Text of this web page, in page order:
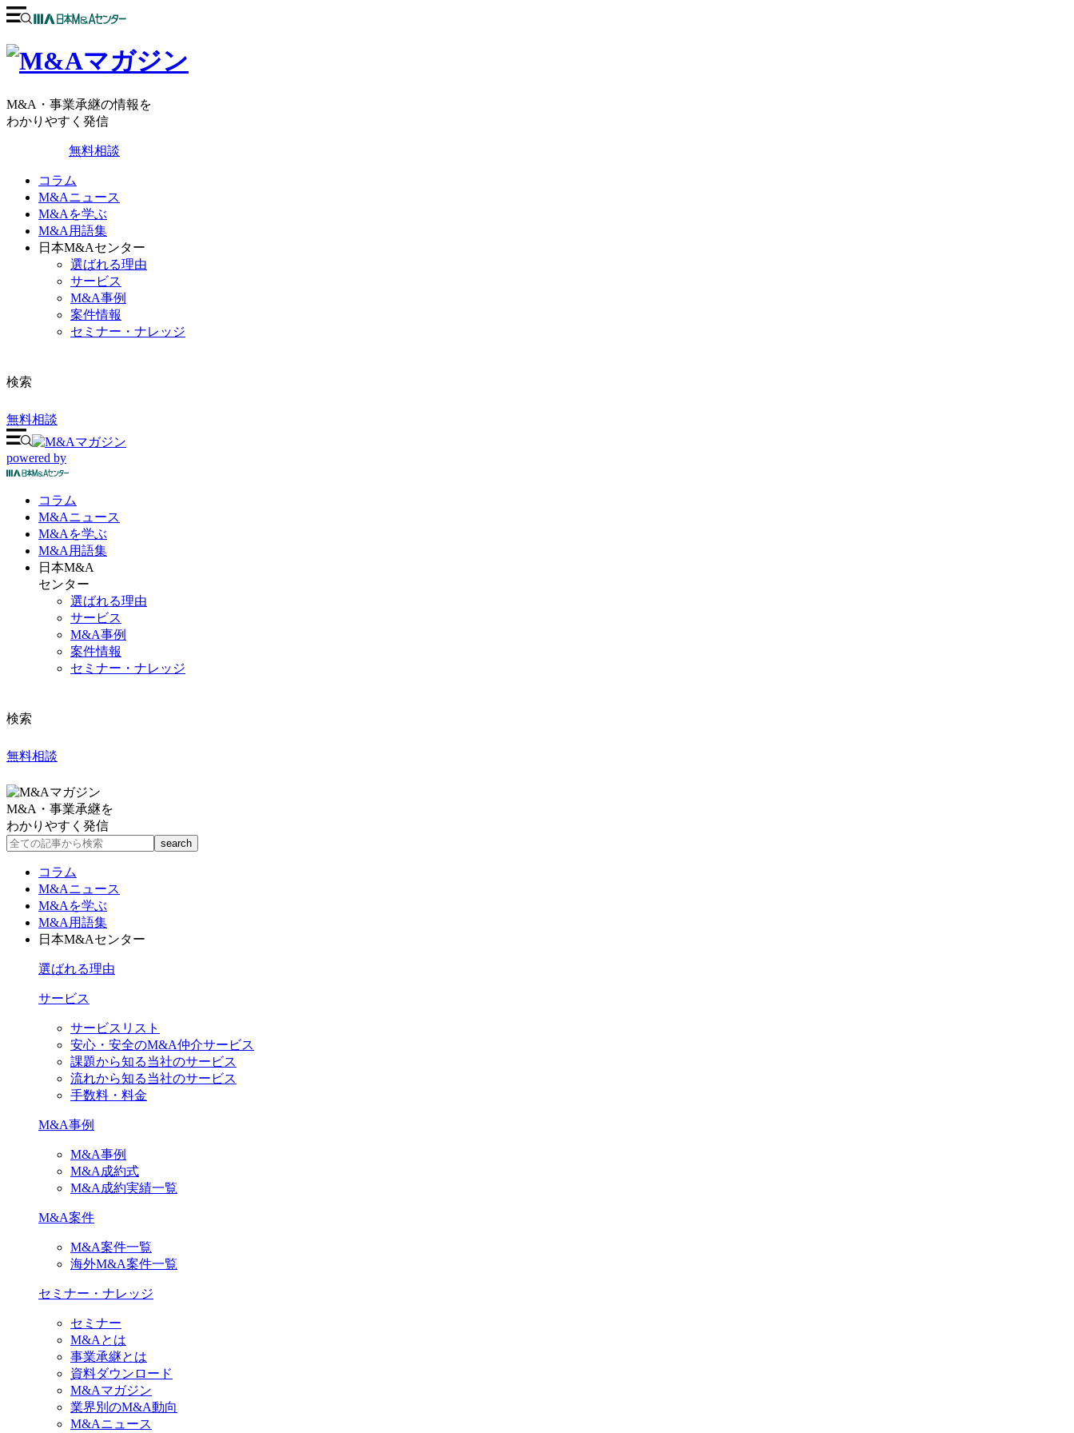
M&A・事業承継の情報を
わかりやすく発信
無料相談
コラム
M&Aニュース
M&Aを学ぶ
M&A用語集
日本M&Aセンター
選ばれる理由
サービス
M&A事例
案件情報
セミナー・ナレッジ
検索
無料相談
powered by
コラム
M&Aニュース
M&Aを学ぶ
M&A 用語集
日本M&A
センター
選ばれる理由
サービス
M&A事例
案件情報
セミナー・ナレッジ
検索
無料相談
M&A・事業承継を
わかりやすく発信
コラム
M&Aニュース
M&Aを学ぶ
M&A用語集
日本M&Aセンター
選ばれる理由
サービス
サービスリスト
安心・安全のM&A仲介サービス
課題から知る当社のサービス
流れから知る当社のサービス
手数料・料金
M&A事例
M&A事例
M&A成約式
M&A成約実績一覧
M&A案件
M&A案件一覧
海外M&A案件一覧
セミナー・ナレッジ
セミナー
M&Aとは
事業承継とは
資料ダウンロード
M&Aマガジン
業界別のM&A動向
M&Aニュース